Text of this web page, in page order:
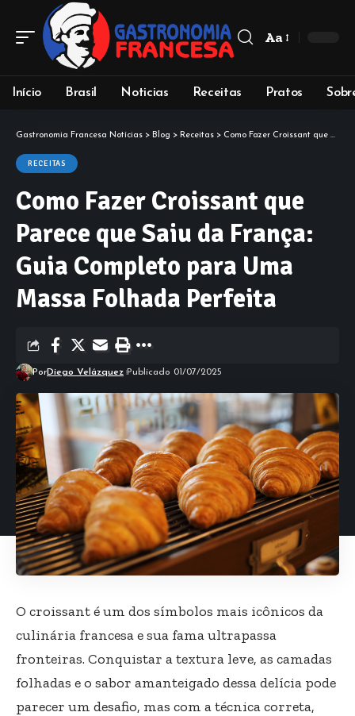
Aa
Início Brasil Noticias Receitas Pratos
Gastronomia Francesa Notícias > Blog > Receitas > Como Fazer Croissant que Parece que Saiu da França: Guia Completo para Uma Massa Folhada Perfeita
RECEITAS
Como Fazer Croissant que
Parece que Saiu da França:
Guia Completo para Uma
Massa Folhada Perfeita
PorDiego Velázquez Publicado 01/07/2025
O croissant é um dos símbolos mais icônicos da
culinária francesa e sua fama ultrapassa
fronteiras. Conquistar a textura leve, as camadas
folhadas e o sabor amanteigado dessa delícia pode
parecer um desafio, mas com a técnica correta,